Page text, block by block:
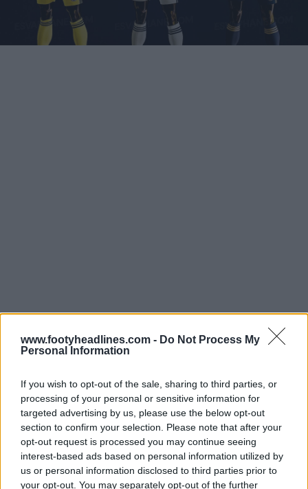
www.footyheadlines.com - Do Not Process My
Personal Information
If you wish to opt-out of the sale, sharing to third parties, or
processing of your personal or sensitive information for
targeted advertising by us, please use the below opt-out
section to confirm your selection. Please note that after your
opt-out request is processed you may continue seeing
interest-based ads based on personal information utilized by
us or personal information disclosed to third parties prior to
your opt-out. You may separately opt-out of the further
Filtración de las camisetas local, visitante y tercera del
Fenerbahçe 25-26 - No más Puma
Pantalones y medias blancas completan la nueva
camiseta Adidas Fenerbahce 25-26.